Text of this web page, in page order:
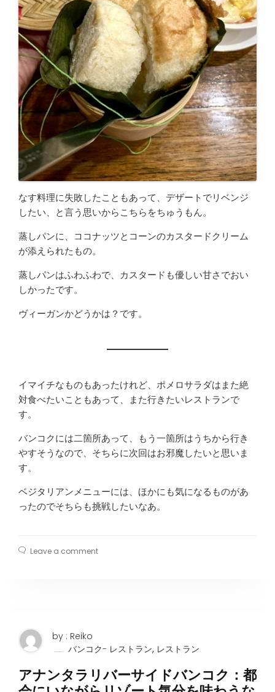
なす料理に失敗したこともあって、デザートでリベンジ
したい、と言う思いからこちらをちゅうもん。
蒸しパンに、ココナッツとコーンのカスタードクリーム
が添えられたもの。
蒸しパンはふわふわで、カスタードも優しい甘さでおい
しかったです。
ヴィーガンかどうかは？です。
イマイチなものもあったけれど、ポメロサラダはまた絶
対食べたいこともあって、また行きたいレストランで
す。
バンコクには二箇所あって、もう一箇所はうちから行き
やすそうなので、そちらに次回はお邪魔したいと思いま
す。
ベジタリアンメニューには、ほかにも気になるものがあ
ったのでそちらも挑戦したいなあ。
Leave a comment
by : Reiko
バンコク- レストラン, レストラン
アナンタラリバーサイドバンコク：都